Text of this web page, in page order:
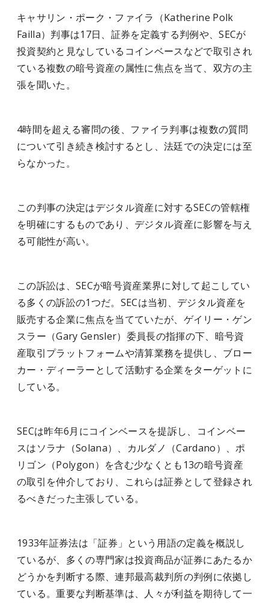
キャサリン・ポーク・ファイラ（Katherine Polk
Failla）判事は17日、証券を定義する判例や、SECが
投資契約と見なしているコインベースなどで取引され
ている複数の暗号資産の属性に焦点を当て、双方の主
張を聞いた。
4時間を超える審問の後、ファイラ判事は複数の質問
について引き続き検討するとし、法廷での決定には至
らなかった。
この判事の決定はデジタル資産に対するSECの管轄権
を明確にするものであり、デジタル資産に影響を与え
る可能性が高い。
この訴訟は、SECが暗号資産業界に対して起こしてい
る多くの訴訟の1つだ。SECは当初、デジタル資産を
販売する企業に焦点を当てていたが、ゲイリー・ゲン
スラー（Gary Gensler）委員長の指揮の下、暗号資
産取引プラットフォームや清算業務を提供し、ブロー
カー・ディーラーとして活動する企業をターゲットに
している。
SECは昨年6月にコインベースを提訴し、コインベー
スはソラナ（Solana）、カルダノ（Cardano）、ポ
リゴン（Polygon）を含む少なくとも13の暗号資産
の取引を仲介しており、これらは証券として登録され
るべきだった主張している。
1933年証券法は「証券」という用語の定義を概説し
ているが、多くの専門家は投資商品が証券にあたるか
どうかを判断する際、連邦最高裁判所の判例に依拠し
ている。重要な判断基準は、人々が利益を期待して一